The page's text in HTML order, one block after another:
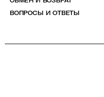
ВОПРОСЫ И ОТВЕТЫ